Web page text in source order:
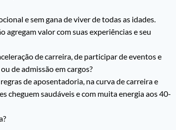
e sem gana de viver de todas as idades.
valor com suas experiências e seu
de carreira, de participar de eventos e
de admissão em cargos?
de aposentadoria, na curva de carreira e
cheguem saudáveis e com muita energia aos 40-